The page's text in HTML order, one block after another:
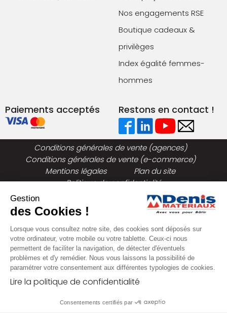
Nos engagements RSE
Boutique cadeaux &
privilèges
Index égalité femmes-
hommes
Paiements acceptés Restons en contact !
Conditions générales de vente (agences)
Conditions générales de vente (e-commerce)
Mentions légales
Plan du site
Politique de confidentialité
Gestion
des Cookies !
Lorsque vous consultez notre site, des cookies sont déposés sur
votre ordinateur, votre mobile ou votre tablette. Ceux-ci nous
permettent de faciliter la navigation, de détecter d'éventuels
problèmes et d'y remédier. Nous vous laissons la possibilité de
paramétrer votre consentement aux différentes typologies de cookies.
Lire la politique de confidentialité
Consentements certifiés par